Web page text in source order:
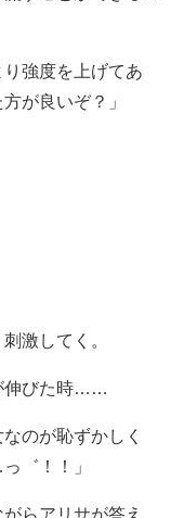
り強度を上げてあ
が良いぞ？」
激してく。
伸びた時……
のが恥ずかしく
゛！！」
らアリサが答え